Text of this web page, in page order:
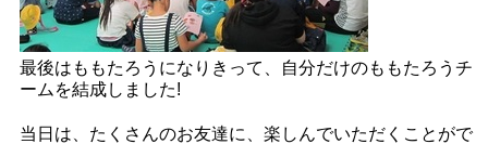
最後はももたろうになりきって、自分だけのももたろうチ
ームを結成しました!
当日は、たくさんのお友達に、楽しんでいただくことがで